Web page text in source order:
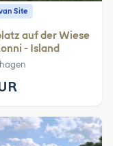
Site
auf der Wiese
- Island